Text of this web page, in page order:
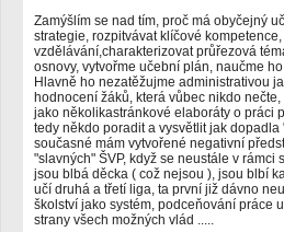
Zamýšlím se nad tím, proč má obyčejný
strategie, rozpitvávat klíčové
vzdělávání,charakterizovat průřezová
osnovy, vytvořme učební plán, naučme
Hlavně ho nezatěžujme administrativou
hodnocení žáků, která vůbec nikdo
jako několikastránkové elaboráty o práci
tedy někdo poradit a vysvětlit jak
současné mám vytvořené negativní
"slavných" ŠVP, když se neustále v rámci
jsou blbá děcka ( což nejsou ), jsou blbí
učí druhá a třetí liga, ta první již dávno
školství jako systém, podceňování práce
strany všech možných vlád .....